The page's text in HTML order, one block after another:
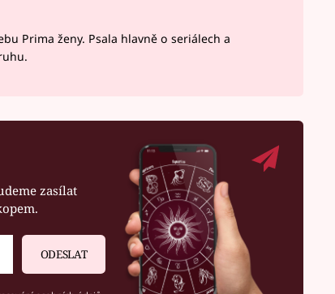
Prima ženy. Psala hlavně o seriálech a
zasílat
ODESLAT